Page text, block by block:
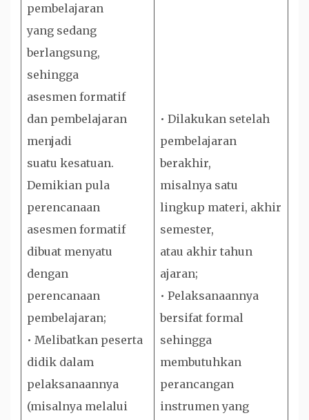
pembelajaran
yang sedang
berlangsung,
sehingga
asesmen formatif
dan pembelajaran
menjadi
suatu kesatuan.
Demikian pula
perencanaan
asesmen formatif
dibuat menyatu
dengan
perencanaan
pembelajaran;
• Melibatkan peserta
didik dalam
pelaksanaannya
(misalnya melalui
• Dilakukan setelah
pembelajaran
berakhir,
misalnya satu
lingkup materi, akhir
semester,
atau akhir tahun
ajaran;
• Pelaksanaannya
bersifat formal
sehingga
membutuhkan
perancangan
instrumen yang